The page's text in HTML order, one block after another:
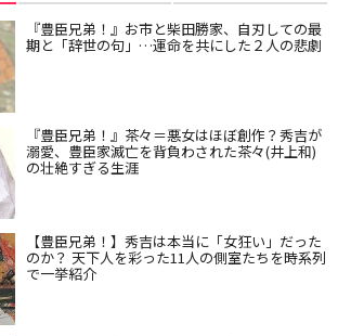
『豊臣兄弟！』お市と柴田勝家、自刃しての最
期と「辞世の句」…運命を共にした２人の悲劇
『豊臣兄弟！』茶々＝悪女はほぼ創作？秀吉が
溺愛、豊臣家滅亡を背負わされた茶々(井上和)
の壮絶すぎる生涯
【豊臣兄弟！】秀吉は本当に「女狂い」だった
のか？ 天下人を彩った11人の側室たちを時系列
で一挙紹介